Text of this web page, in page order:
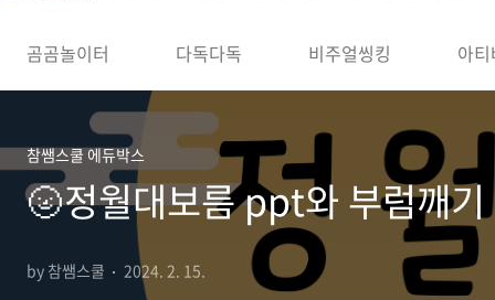
곰곰놀이터 다독다독 비주얼씽킹 아
참쌤스쿨 에듀박스
🌝정월대보름 ppt와 부럼깨
by 참쌤스쿨 2024. 2. 15.